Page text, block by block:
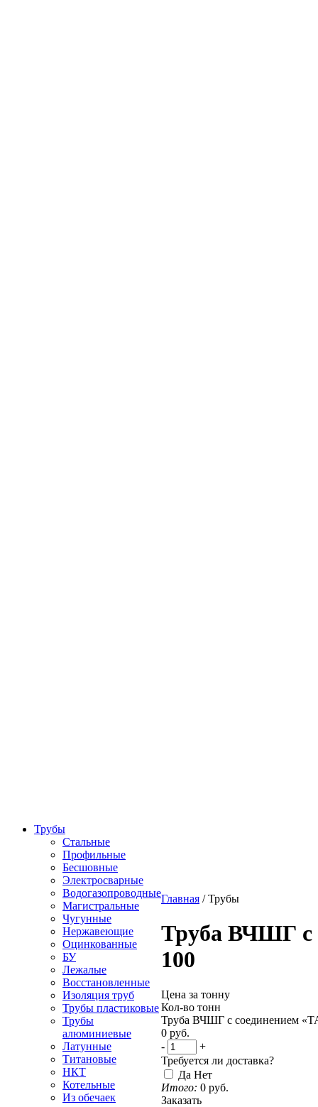
Трубы
Стальные
Профильные
Бесшовные
Электросварные
Водогазопроводные
Магистральные
Чугунные
Нержавеющие
Оцинкованные
БУ
Лежалые
Восстановленные
Изоляция труб
Трубы пластиковые
Трубы
алюминиевые
Латунные
Титановые
НКТ
Котельные
Из обечаек
Главная /Трубы
Труба ВЧШГ с
100
Цена за тонну
Кол-во тонн
Труба ВЧШГ с соединением
0 руб.
-
+
Требуется ли доставка?
Да Нет
Итого: 0 руб.
Заказать